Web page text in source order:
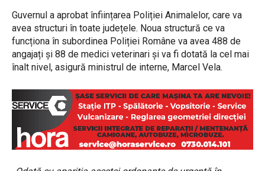
Guvernul a aprobat înființarea Poliției Animalelor, care va
avea structuri în toate județele. Noua structură ce va
funcționa în subordinea Poliției Române va avea 488 de
angajați și 88 de medici veterinari și va fi dotată la cel mai
înalt nivel, asigură ministrul de interne, Marcel Vela.